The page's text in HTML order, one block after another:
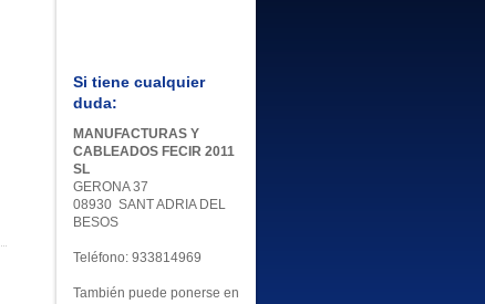
Si tiene cualquier
duda:
MANUFACTURAS Y
CABLEADOS FECIR 2011
SL
GERONA 37
08930 SANT ADRIA DEL
BESOS
Teléfono: 933814969
También puede ponerse en